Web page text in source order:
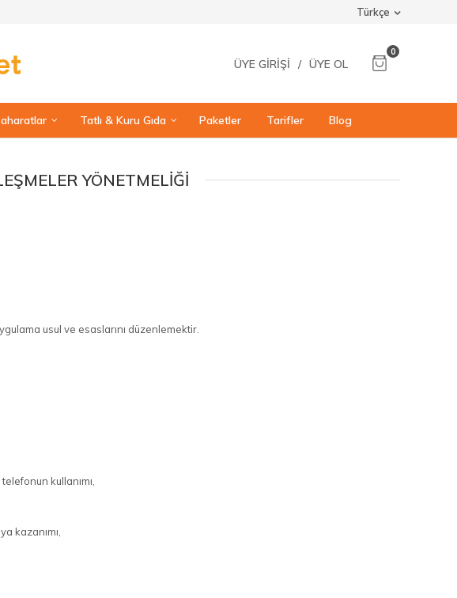
Türkçe
ÜYE GIRIŞI / ÜYE OL
0
Tatlı & Kuru Gıda Paketler Tarifler Blog
YÖNETMELIĞI
usul ve esaslarını düzenlemektir.
kullanımı,
kazanımı,